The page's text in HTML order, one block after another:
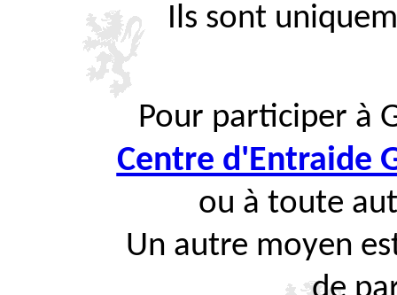
Ils sont
Pour participer à
Centre d'Entraide
ou à toute
Un autre moyen